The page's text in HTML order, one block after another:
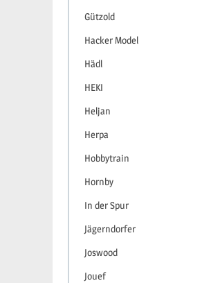
Gützold
Hacker Model
Hädl
HEKI
Heljan
Herpa
Hobbytrain
Hornby
In der Spur
Jägerndorfer
Joswood
Jouef